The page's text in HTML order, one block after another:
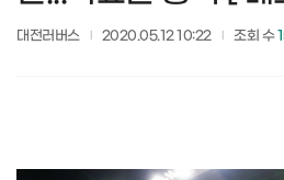
대전러버스 2020.05.12 10:22 조회 수